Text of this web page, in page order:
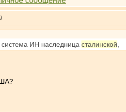
ИН наследница сталинской